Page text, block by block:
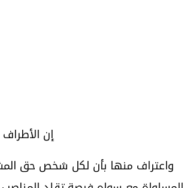
إن
واعتراف منها بأن لكل شخص حق